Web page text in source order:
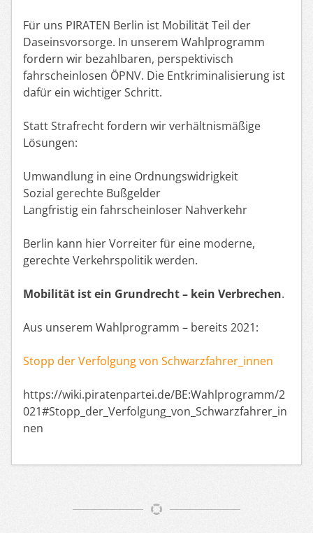
Für uns PIRATEN Berlin ist Mobilität Teil der
Daseinsvorsorge. In unserem Wahlprogramm
fordern wir bezahlbaren, perspektivisch
fahrscheinlosen ÖPNV. Die Entkriminalisierung ist
dafür ein wichtiger Schritt.
Statt Strafrecht fordern wir verhältnismäßige
Lösungen:
Umwandlung in eine Ordnungswidrigkeit
Sozial gerechte Bußgelder
Langfristig ein fahrscheinloser Nahverkehr
Berlin kann hier Vorreiter für eine moderne,
gerechte Verkehrspolitik werden.
Mobilität ist ein Grundrecht – kein Verbrechen.
Aus unserem Wahlprogramm – bereits 2021:
Stopp der Verfolgung von Schwarzfahrer_innen
https://wiki.piratenpartei.de/BE:Wahlprogramm/2
021#Stopp_der_Verfolgung_von_Schwarzfahrer_in
nen